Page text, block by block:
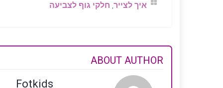
איך לצייר, חלקי גוף לצביעה
ABOUT AUTHOR
Fotkids